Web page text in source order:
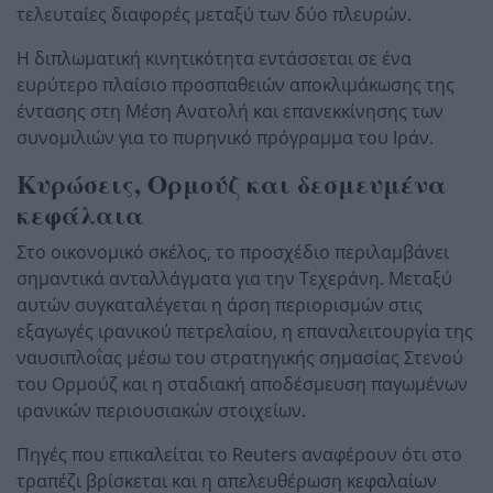
τελευταίες διαφορές μεταξύ των δύο πλευρών.
Η διπλωματική κινητικότητα εντάσσεται σε ένα
ευρύτερο πλαίσιο προσπαθειών αποκλιμάκωσης της
έντασης στη Μέση Ανατολή και επανεκκίνησης των
συνομιλιών για το πυρηνικό πρόγραμμα του Ιράν.
Κυρώσεις, Ορμούζ και δεσμευμένα
κεφάλαια
Στο οικονομικό σκέλος, το προσχέδιο περιλαμβάνει
σημαντικά ανταλλάγματα για την Τεχεράνη. Μεταξύ
αυτών συγκαταλέγεται η άρση περιορισμών στις
εξαγωγές ιρανικού πετρελαίου, η επαναλειτουργία της
ναυσιπλοΐας μέσω του στρατηγικής σημασίας Στενού
του Ορμούζ και η σταδιακή αποδέσμευση παγωμένων
ιρανικών περιουσιακών στοιχείων.
Πηγές που επικαλείται το Reuters αναφέρουν ότι στο
τραπέζι βρίσκεται και η απελευθέρωση κεφαλαίων